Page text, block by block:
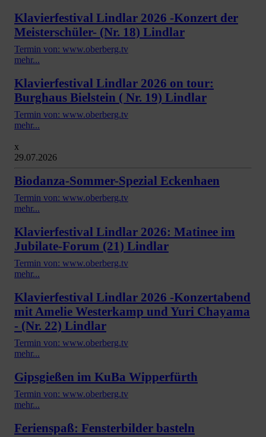
Klavierfestival Lindlar 2026 -Konzert der
Meisterschüler- (Nr. 18) Lindlar
Termin von: www.oberberg.tv
mehr...
Klavierfestival Lindlar 2026 on tour:
Burghaus Bielstein ( Nr. 19) Lindlar
Termin von: www.oberberg.tv
mehr...
x
29.07.2026
Biodanza-Sommer-Spezial Eckenhaen
Termin von: www.oberberg.tv
mehr...
Klavierfestival Lindlar 2026: Matinee im
Jubilate-Forum (21) Lindlar
Termin von: www.oberberg.tv
mehr...
Klavierfestival Lindlar 2026 -Konzertabend
mit Amelie Westerkamp und Yuri Chayama
- (Nr. 22) Lindlar
Termin von: www.oberberg.tv
mehr...
Gipsgießen im KuBa Wipperfürth
Termin von: www.oberberg.tv
mehr...
Ferienspaß: Fensterbilder basteln